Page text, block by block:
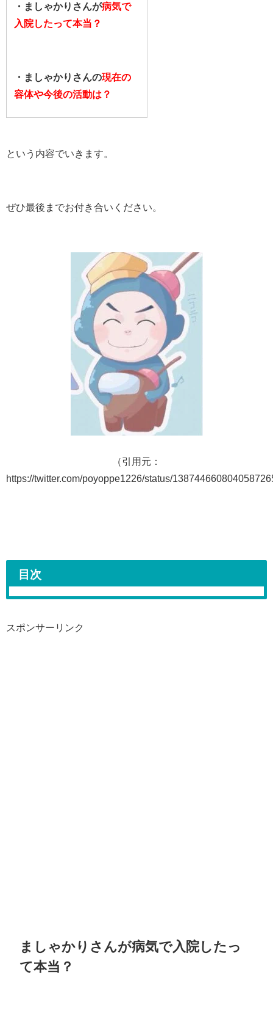
・ましゃかりさんが病気で
入院したって本当？
・ましゃかりさんの現在の
容体や今後の活動は？
という内容でいきます。
ぜひ最後までお付き合いください。
（引用元：
https://twitter.com/poyoppe1226/status/
目次
スポンサーリンク
ましゃかりさんが病気で入院したっ
て本当？